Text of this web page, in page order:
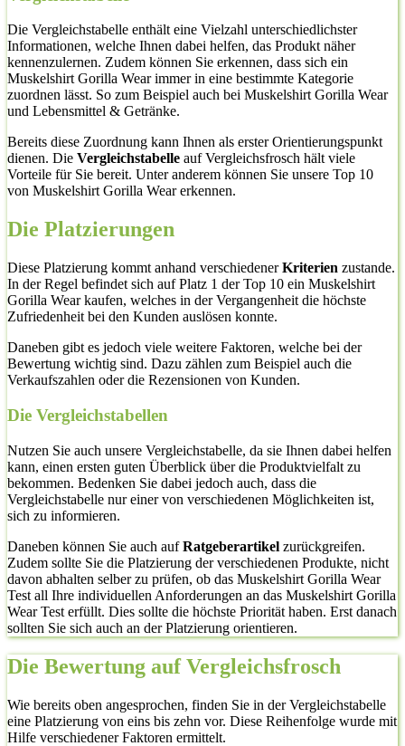
Die Vergleichstabelle enthält eine Vielzahl unterschiedlichster
Informationen, welche Ihnen dabei helfen, das Produkt näher
kennenzulernen. Zudem können Sie erkennen, dass sich ein
Muskelshirt Gorilla Wear immer in eine bestimmte Kategorie
zuordnen lässt. So zum Beispiel auch bei Muskelshirt Gorilla Wear
und Lebensmittel & Getränke.
Bereits diese Zuordnung kann Ihnen als erster Orientierungspunkt
dienen. Die Vergleichstabelle auf Vergleichsfrosch hält viele
Vorteile für Sie bereit. Unter anderem können Sie unsere Top 10
von Muskelshirt Gorilla Wear erkennen.
Die Platzierungen
Diese Platzierung kommt anhand verschiedenerKriterien zustande.
In der Regel befindet sich auf Platz 1 der Top 10 ein Muskelshirt
Gorilla Wear kaufen, welches in der Vergangenheit die höchste
Zufriedenheit bei den Kunden auslösen konnte.
Daneben gibt es jedoch viele weitere Faktoren, welche bei der
Bewertung wichtig sind. Dazu zählen zum Beispiel auch die
Verkaufszahlen oder die Rezensionen von Kunden.
Die Vergleichstabellen
Nutzen Sie auch unsere Vergleichstabelle, da sie Ihnen dabei helfen
kann, einen ersten guten Überblick über die Produktvielfalt zu
bekommen. Bedenken Sie dabei jedoch auch, dass die
Vergleichstabelle nur einer von verschiedenen Möglichkeiten ist,
sich zu informieren.
Daneben können Sie auch aufRatgeberartikel zurückgreifen.
Zudem sollte Sie die Platzierung der verschiedenen Produkte, nicht
davon abhalten selber zu prüfen, ob das Muskelshirt Gorilla Wear
Test all Ihre individuellen Anforderungen an das Muskelshirt Gorilla
Wear Test erfüllt. Dies sollte die höchste Priorität haben. Erst danach
sollten Sie sich auch an der Platzierung orientieren.
Die Bewertung auf Vergleichsfrosch
Wie bereits oben angesprochen, finden Sie in der Vergleichstabelle
eine Platzierung von eins bis zehn vor. Diese Reihenfolge wurde mit
Hilfe verschiedener Faktoren ermittelt.